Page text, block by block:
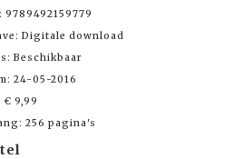
9789492159779
Digitale download
Beschikbaar
24-05-2016
€ 9,99
256 pagina's